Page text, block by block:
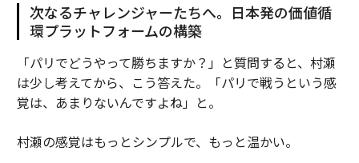
次なるチャレンジャーたちへ。日本発の価値循
環プラットフォームの構築
「パリでどうやって勝ちますか？」と質問すると、村瀬
は少し考えてから、こう答えた。「パリで戦うという感
覚は、あまりないんですよね」と。
村瀬の感覚はもっとシンプルで、もっと温かい。